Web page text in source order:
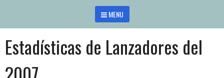
contenido
MENU
Estadísticas de Lanzadores del